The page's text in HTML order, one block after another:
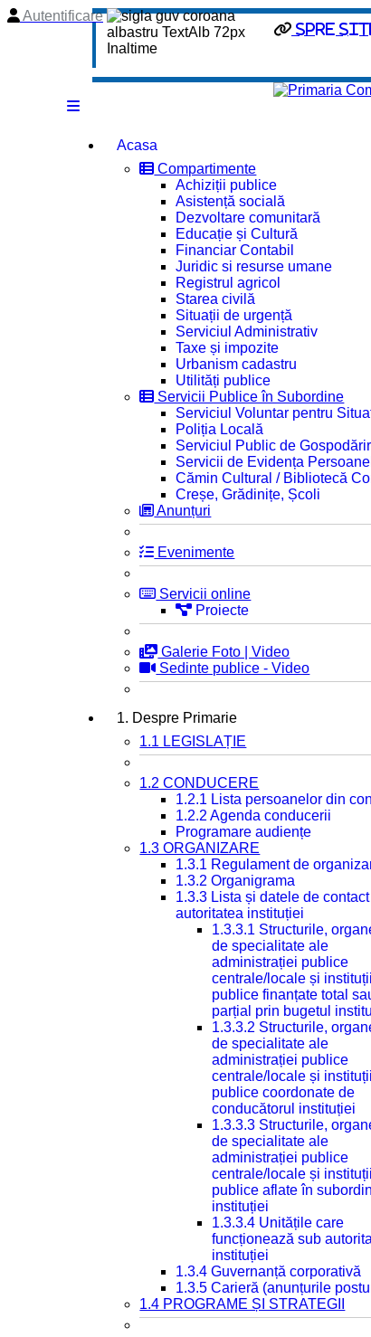
spre
Autentificare
Acasa
Compartimente
Achiziții publice
Asistență socială
Dezvoltare comunitară
Educație și Cultură
Financiar Contabil
Juridic si resurse umane
Registrul agricol
Starea civilă
Situații de urgență
Serviciul Administrativ
Taxe și impozite
Urbanism cadastru
Utilități publice
Servicii Publice în Subordine
Serviciul Voluntar pentru
Poliția Locală
Serviciul Public de
Servicii de Evidența
Cămin Cultural / Bibliotecă
Creșe, Grădinițe, Școli
Anunțuri
Evenimente
Servicii online
Proiecte
Galerie Foto | Video
Sedinte publice - Video
1. Despre Primarie
1.1 LEGISLAȚIE
1.2 CONDUCERE
1.2.1 Lista persoanelor din
1.2.2 Agenda conducerii
Programare audiențe
1.3 ORGANIZARE
1.3.1 Regulament de
1.3.2 Organigrama
1.3.3 Lista și datele de
autoritatea instituției
1.3.3.1 Structurile,
de specialitate ale
administrației publice
centrale/locale și
publice finanțate total
parțial prin bugetul
1.3.3.2 Structurile,
de specialitate ale
administrației publice
centrale/locale și
publice coordonate de
conducătorul instituției
1.3.3.3 Structurile,
de specialitate ale
administrației publice
centrale/locale și
publice aflate în
instituției
1.3.3.4 Unitățile care
funcționează sub
instituției
1.3.4 Guvernanță corporativă
1.3.5 Carieră (anunțurile
1.4 PROGRAME ȘI STRATEGII